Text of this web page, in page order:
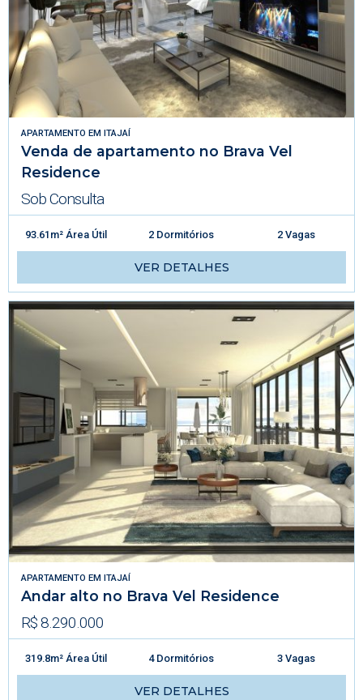
APARTAMENTO EM ITAJAÍ
Venda de apartamento no Brava Vel
Residence
Sob Consulta
93.61m² Área Útil 2 Dormitórios 2 Vagas
VER DETALHES
APARTAMENTO EM ITAJAÍ
Andar alto no Brava Vel Residence
R$ 8.290.000
319.8m² Área Útil 4 Dormitórios 3 Vagas
VER DETALHES